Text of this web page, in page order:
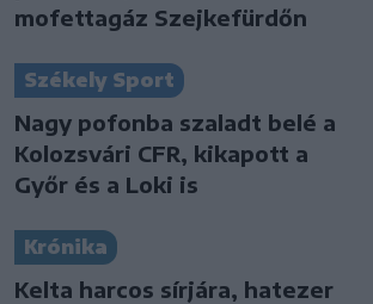
mofettagáz Szejkefürdőn
Székely Sport
Nagy pofonba szaladt belé a
Kolozsvári CFR, kikapott a
Győr és a Loki is
Krónika
Kelta harcos sírjára, hatezer